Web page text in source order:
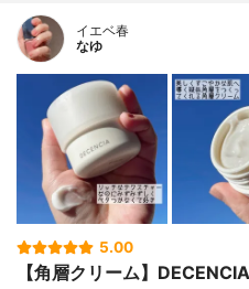
イエベ春
なゆ
5.00
【角層クリーム】DECENCIA